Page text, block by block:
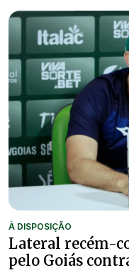
À DISPOSIÇÃO
Lateral recém-
pelo Goiás